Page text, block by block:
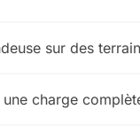
sur des
charge